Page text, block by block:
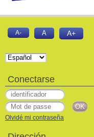
A- A A+
Conectarse
Olvidé mi contraseña